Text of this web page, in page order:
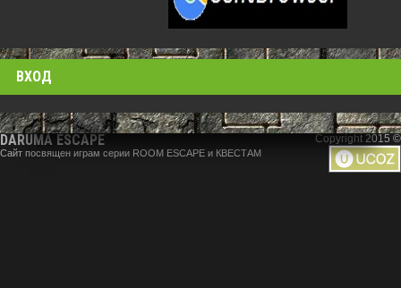
ВХОД
DARUMA ESCAPE
Сайт посвящен играм серии ROOM ESCAPE и КВЕСТАМ
Copyright 2015 ©